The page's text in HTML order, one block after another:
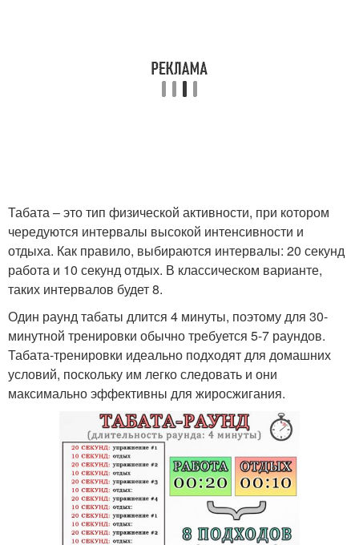
Табата – это тип физической активности, при котором
чередуются интервалы высокой интенсивности и
отдыха. Как правило, выбираются интервалы: 20 секунд
работа и 10 секунд отдых. В классическом варианте,
таких интервалов будет 8.
Один раунд табаты длится 4 минуты, поэтому для 30-
минутной тренировки обычно требуется 5-7 раундов.
Табата-тренировки идеально подходят для домашних
условий, поскольку им легко следовать и они
максимально эффективны для жиросжигания.